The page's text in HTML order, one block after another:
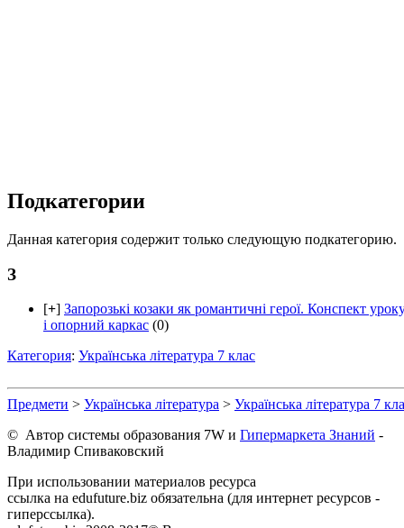
Подкатегории
Данная категория содержит только следующую подкатегорию.
З
[+] Запорозькі козаки як романтичні герої. Конспект
і опорний каркас (0)
Категория: Українська література 7 клас
Предмети > Українська література > Українська література 7
© Автор системы образования 7W и Гипермаркета Знаний -
Владимир Спиваковский
При использовании материалов ресурса
ссылка на edufuture.biz обязательна (для интернет ресурсов -
гиперссылка).